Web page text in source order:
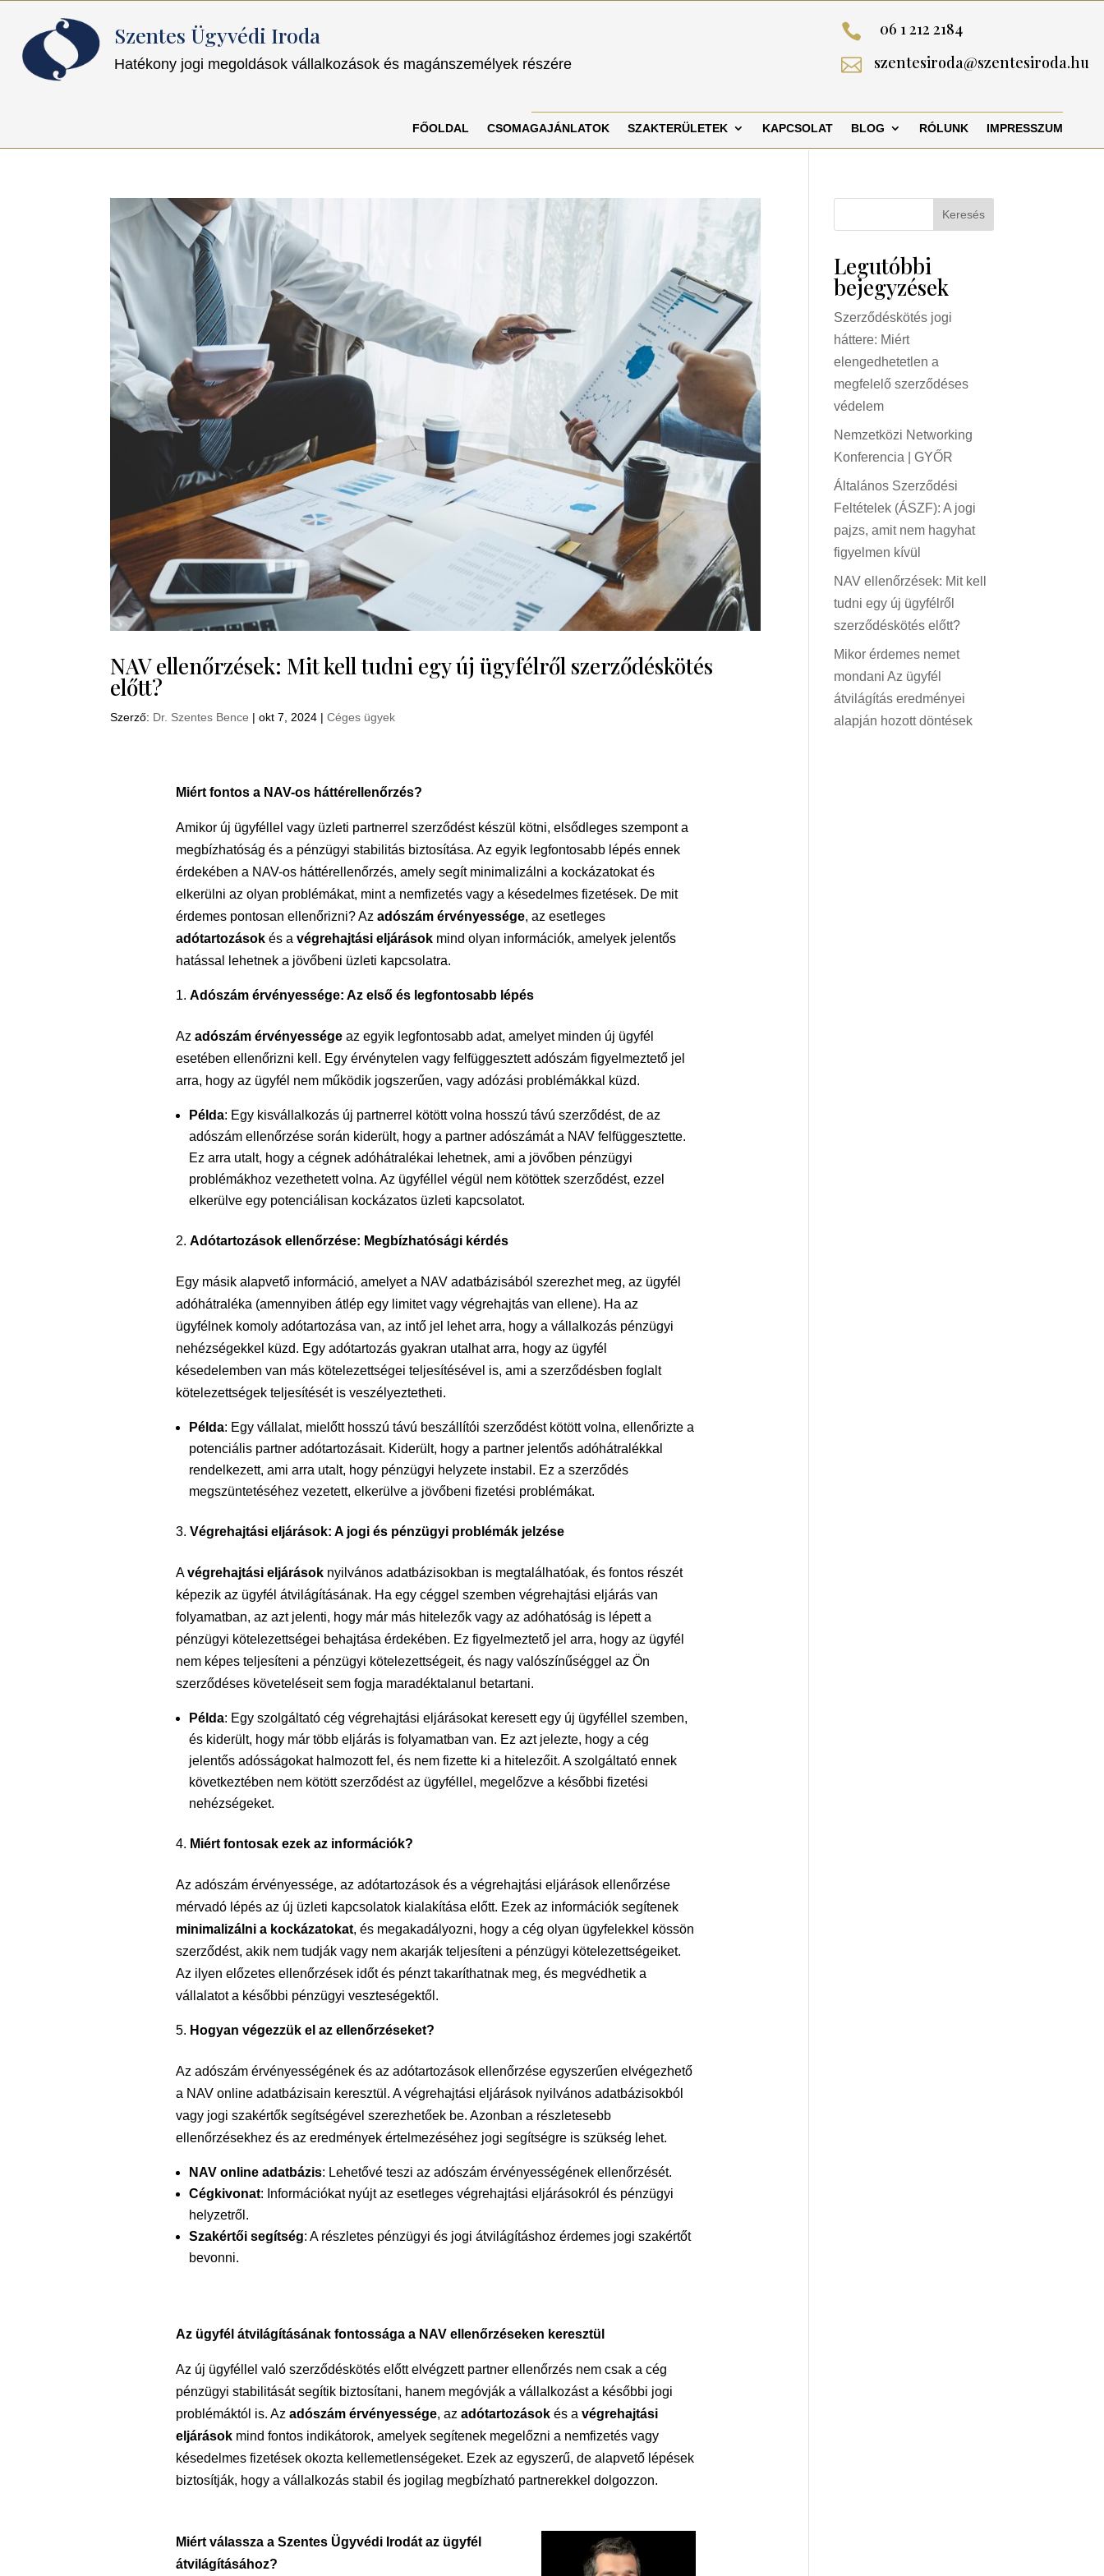
Szentes Ügyvédi Iroda
Hatékony jogi megoldások vállalkozások és magánszemélyek részére
 06 1 212 2184
 szentesiroda@szentesiroda.hu
FŐOLDAL CSOMAGAJÁNLATOK SZAKTERÜLETEK KAPCSOLAT BLOG RÓLUNK IMPRESSZUM
NAV ellenőrzések: Mit kell tudni egy új ügyfélről szerződéskötés
előtt?
Szerző: Dr. Szentes Bence |okt 7, 2024 |Céges ügyek
Miért fontos a NAV-os háttérellenőrzés?
Amikor új ügyféllel vagy üzleti partnerrel szerződést készül kötni, elsődleges szempont a
megbízhatóság és a pénzügyi stabilitás biztosítása. Az egyik legfontosabb lépés ennek
érdekében a NAV-os háttérellenőrzés, amely segít minimalizálni a kockázatokat és
elkerülni az olyan problémákat, mint a nemfizetés vagy a késedelmes fizetések. De mit
érdemes pontosan ellenőrizni? Az adószám érvényessége, az esetleges
adótartozásokés a végrehajtási eljárásokmind olyan információk, amelyek jelentős
hatással lehetnek a jövőbeni üzleti kapcsolatra.
Adószám érvényessége: Az első és legfontosabb lépés
Az adószám érvényességeaz egyik legfontosabb adat, amelyet minden új ügyfél
esetében ellenőrizni kell. Egy érvénytelen vagy felfüggesztett adószám figyelmeztető jel
arra, hogy az ügyfél nem működik jogszerűen, vagy adózási problémákkal küzd.
Példa: Egy kisvállalkozás új partnerrel kötött volna hosszú távú szerződést, de az
adószám ellenőrzése során kiderült, hogy a partner adószámát a NAV felfüggesztette.
Ez arra utalt, hogy a cégnek adóhátralékai lehetnek, ami a jövőben pénzügyi
problémákhoz vezethetett volna. Az ügyféllel végül nem kötöttek szerződést, ezzel
elkerülve egy potenciálisan kockázatos üzleti kapcsolatot.
Adótartozások ellenőrzése: Megbízhatósági kérdés
Egy másik alapvető információ, amelyet a NAV adatbázisából szerezhet meg, az ügyfél
adóhátraléka (amennyiben átlép egy limitet vagy végrehajtás van ellene). Ha az
ügyfélnek komoly adótartozása van, az intő jel lehet arra, hogy a vállalkozás pénzügyi
nehézségekkel küzd. Egy adótartozás gyakran utalhat arra, hogy az ügyfél
késedelemben van más kötelezettségei teljesítésével is, ami a szerződésben foglalt
kötelezettségek teljesítését is veszélyeztetheti.
Példa: Egy vállalat, mielőtt hosszú távú beszállítói szerződést kötött volna, ellenőrizte a
potenciális partner adótartozásait. Kiderült, hogy a partner jelentős adóhátralékkal
rendelkezett, ami arra utalt, hogy pénzügyi helyzete instabil. Ez a szerződés
megszüntetéséhez vezetett, elkerülve a jövőbeni fizetési problémákat.
Végrehajtási eljárások: A jogi és pénzügyi problémák jelzése
Avégrehajtási eljárásoknyilvános adatbázisokban is megtalálhatóak, és fontos részét
képezik az ügyfél átvilágításának. Ha egy céggel szemben végrehajtási eljárás van
folyamatban, az azt jelenti, hogy már más hitelezők vagy az adóhatóság is lépett a
pénzügyi kötelezettségei behajtása érdekében. Ez figyelmeztető jel arra, hogy az ügyfél
nem képes teljesíteni a pénzügyi kötelezettségeit, és nagy valószínűséggel az Ön
szerződéses követeléseit sem fogja maradéktalanul betartani.
Példa: Egy szolgáltató cég végrehajtási eljárásokat keresett egy új ügyféllel szemben,
és kiderült, hogy már több eljárás is folyamatban van. Ez azt jelezte, hogy a cég
jelentős adósságokat halmozott fel, és nem fizette ki a hitelezőit. A szolgáltató ennek
következtében nem kötött szerződést az ügyféllel, megelőzve a későbbi fizetési
nehézségeket.
Miért fontosak ezek az információk?
Az adószám érvényessége, az adótartozások és a végrehajtási eljárások ellenőrzése
mérvadó lépés az új üzleti kapcsolatok kialakítása előtt. Ezek az információk segítenek
minimalizálni a kockázatokat, és megakadályozni, hogy a cég olyan ügyfelekkel kössön
szerződést, akik nem tudják vagy nem akarják teljesíteni a pénzügyi kötelezettségeiket.
Az ilyen előzetes ellenőrzések időt és pénzt takaríthatnak meg, és megvédhetik a
vállalatot a későbbi pénzügyi veszteségektől.
Hogyan végezzük el az ellenőrzéseket?
Az adószám érvényességének és az adótartozások ellenőrzése egyszerűen elvégezhető
a NAV online adatbázisain keresztül. A végrehajtási eljárások nyilvános adatbázisokból
vagy jogi szakértők segítségével szerezhetőek be. Azonban a részletesebb
ellenőrzésekhez és az eredmények értelmezéséhez jogi segítségre is szükség lehet.
NAV online adatbázis: Lehetővé teszi az adószám érvényességének ellenőrzését.
Cégkivonat: Információkat nyújt az esetleges végrehajtási eljárásokról és pénzügyi
helyzetről.
Szakértői segítség: A részletes pénzügyi és jogi átvilágításhoz érdemes jogi szakértőt
bevonni.
Az ügyfél átvilágításának fontossága a NAV ellenőrzéseken keresztül
Az új ügyféllel való szerződéskötés előtt elvégzett partner ellenőrzés nem csak a cég
pénzügyi stabilitását segítik biztosítani, hanem megóvják a vállalkozást a későbbi jogi
problémáktól is. Az adószám érvényessége, az adótartozásokés a végrehajtási
eljárásokmind fontos indikátorok, amelyek segítenek megelőzni a nemfizetés vagy
késedelmes fizetések okozta kellemetlenségeket. Ezek az egyszerű, de alapvető lépések
biztosítják, hogy a vállalkozás stabil és jogilag megbízható partnerekkel dolgozzon.
Miért válassza a Szentes Ügyvédi Irodát az ügyfél
átvilágításához?
Keresés
Legutóbbi
bejegyzések
Szerződéskötés jogi
háttere: Miért
elengedhetetlen a
megfelelő szerződéses
védelem
Nemzetközi Networking
Konferencia | GYŐR
Általános Szerződési
Feltételek (ÁSZF): A jogi
pajzs, amit nem hagyhat
figyelmen kívül
NAV ellenőrzések: Mit kell
tudni egy új ügyfélről
szerződéskötés előtt?
Mikor érdemes nemet
mondani Az ügyfél
átvilágítás eredményei
alapján hozott döntések